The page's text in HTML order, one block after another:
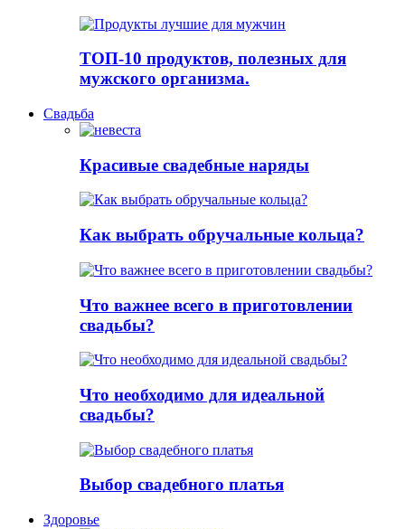
ТОП-10 продуктов, полезных для
мужского организма.
Свадьба
Красивые свадебные наряды
Как выбрать обручальные кольца?
Что важнее всего в приготовлении
свадьбы?
Что необходимо для идеальной
свадьбы?
Выбор свадебного платья
Здоровье